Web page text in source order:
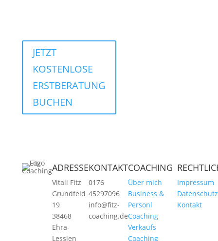
JETZT
KOSTENLOSE
ERSTBERATUNG
BUCHEN
ADRESSE
Vitali Fitz
Grundfeld
19
38468
Ehra-
Lessien
KONTAKT
0176
45297096
info@fitz-
coaching.de
COACHING
Über mich
Business &
Personl
Coaching
Verkaufs
Coaching
Impressum
Datenschutz
Kontakt